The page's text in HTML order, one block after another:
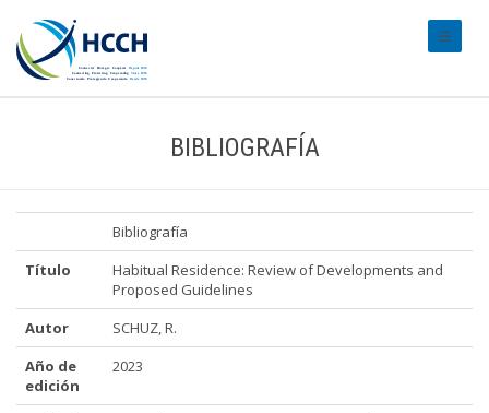
BIBLIOGRAFÍA
Bibliografía
Título
Habitual Residence: Review of Developments and
Proposed Guidelines
Autor
SCHUZ, R.
Año de
edición
2023